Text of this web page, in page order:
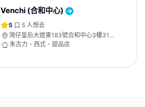
Venchi (合和中心)
5 5 人想去
灣仔皇后大道東183號合和中心3樓316
號舖
朱古力、西式、甜品店